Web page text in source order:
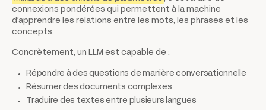
connexions pondérées qui permettent à la machine
d’apprendre les relations entre les mots, les phrases et les
concepts.
Concrètement, un LLM est capable de :
Répondre à des questions de manière conversationnelle
Résumer des documents complexes
Traduire des textes entre plusieurs langues